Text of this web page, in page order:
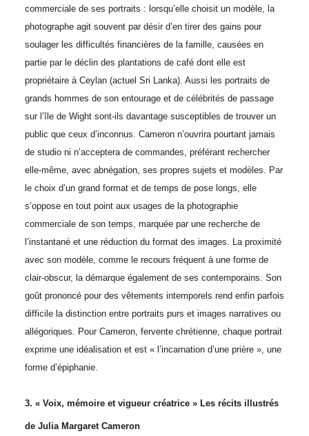
commerciale de ses portraits : lorsqu’elle choisit un modèle, la
photographe agit souvent par désir d’en tirer des gains pour
soulager les difficultés financières de la famille, causées en
partie par le déclin des plantations de café dont elle est
propriétaire à Ceylan (actuel Sri Lanka). Aussi les portraits de
grands hommes de son entourage et de célébrités de passage
sur l’île de Wight sont-ils davantage susceptibles de trouver un
public que ceux d’inconnus. Cameron n’ouvrira pourtant jamais
de studio ni n’acceptera de commandes, préférant rechercher
elle-même, avec abnégation, ses propres sujets et modèles. Par
le choix d’un grand format et de temps de pose longs, elle
s’oppose en tout point aux usages de la photographie
commerciale de son temps, marquée par une recherche de
l’instantané et une réduction du format des images. La proximité
avec son modèle, comme le recours fréquent à une forme de
clair-obscur, la démarque également de ses contemporains. Son
goût prononcé pour des vêtements intemporels rend enfin parfois
difficile la distinction entre portraits purs et images narratives ou
allégoriques. Pour Cameron, fervente chrétienne, chaque portrait
exprime une idéalisation et est « l’incarnation d’une prière », une
forme d’épiphanie.
3. « Voix, mémoire et vigueur créatrice » Les récits illustrés
de Julia Margaret Cameron